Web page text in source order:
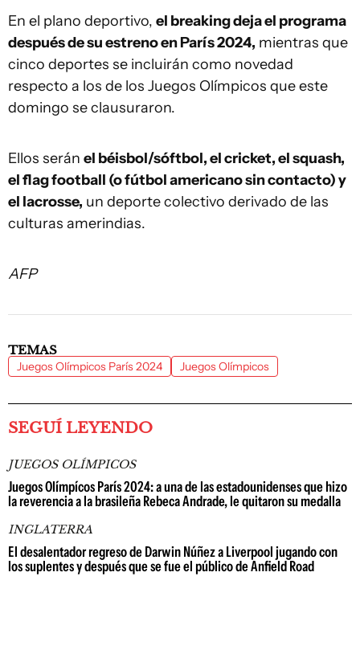
En el plano deportivo, el breaking deja el programa
después de su estreno en París 2024, mientras que
cinco deportes se incluirán como novedad
respecto a los de los Juegos Olímpicos que este
domingo se clausuraron.
Ellos serán el béisbol/sóftbol, el cricket, el squash,
el flag football (o fútbol americano sin contacto) y
el lacrosse, un deporte colectivo derivado de las
culturas amerindias.
AFP
TEMAS
Juegos Olímpicos París 2024 Juegos Olímpicos
SEGUÍ LEYENDO
JUEGOS OLÍMPICOS
Juegos Olímpícos París 2024: a una de las estadounidenses que hizo
la reverencia a la brasileña Rebeca Andrade, le quitaron su medalla
INGLATERRA
El desalentador regreso de Darwin Núñez a Liverpool jugando con
los suplentes y después que se fue el público de Anfield Road